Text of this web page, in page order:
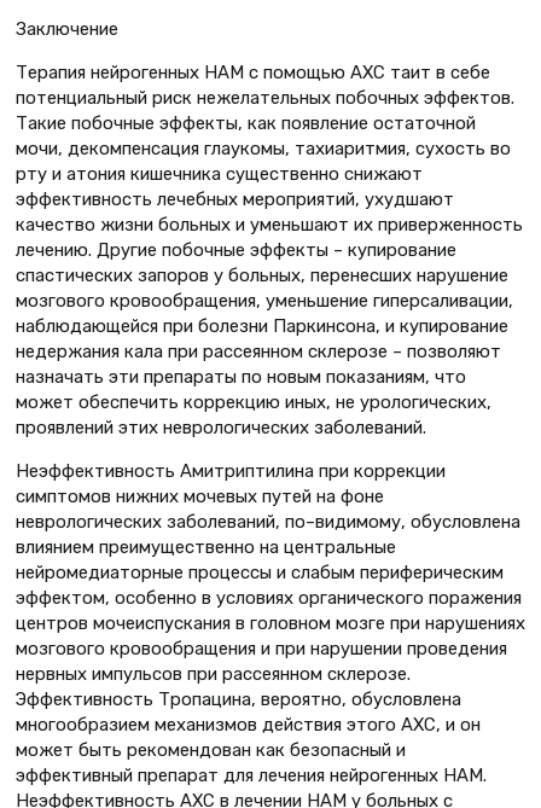
Заключение
Терапия нейрогенных НАМ с помощью АХС таит в себе
потенциальный риск нежелательных побочных эффектов.
Такие побочные эффекты, как появление остаточной
мочи, декомпенсация глаукомы, тахиаритмия, сухость во
рту и атония кишечника существенно снижают
эффективность лечебных мероприятий, ухудшают
качество жизни больных и уменьшают их приверженность
лечению. Другие побочные эффекты – купирование
спастических запоров у больных, перенесших нарушение
мозгового кровообращения, уменьшение гиперсаливации,
наблюдающейся при болезни Паркинсона, и купирование
недержания кала при рассеянном склерозе – позволяют
назначать эти препараты по новым показаниям, что
может обеспечить коррекцию иных, не урологических,
проявлений этих неврологических заболеваний.
Неэффективность Амитриптилина при коррекции
симптомов нижних мочевых путей на фоне
неврологических заболеваний, по–видимому, обусловлена
влиянием преимущественно на центральные
нейромедиаторные процессы и слабым периферическим
эффектом, особенно в условиях органического поражения
центров мочеиспускания в головном мозге при нарушениях
мозгового кровообращения и при нарушении проведения
нервных импульсов при рассеянном склерозе.
Эффективность Тропацина, вероятно, обусловлена
многообразием механизмов действия этого АХС, и он
может быть рекомендован как безопасный и
эффективный препарат для лечения нейрогенных НАМ.
Неэффективность АХС в лечении НАМ у больных с